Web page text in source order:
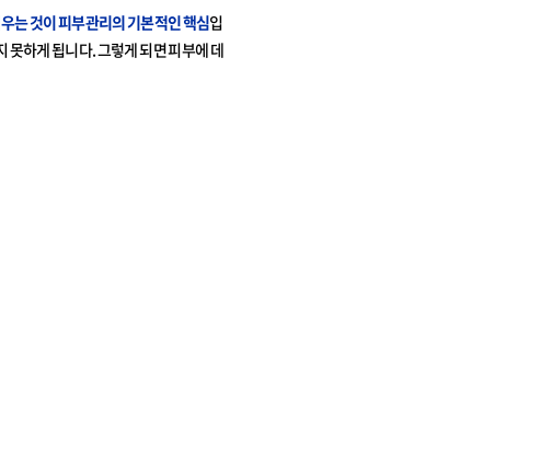
는 것이 피부관리의 기본적인 핵심입
못하게 됩니다. 그렇게 되면 피부에 데